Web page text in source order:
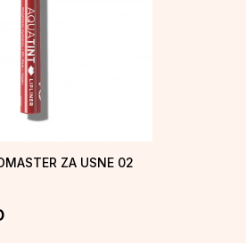
ZA USNE 02